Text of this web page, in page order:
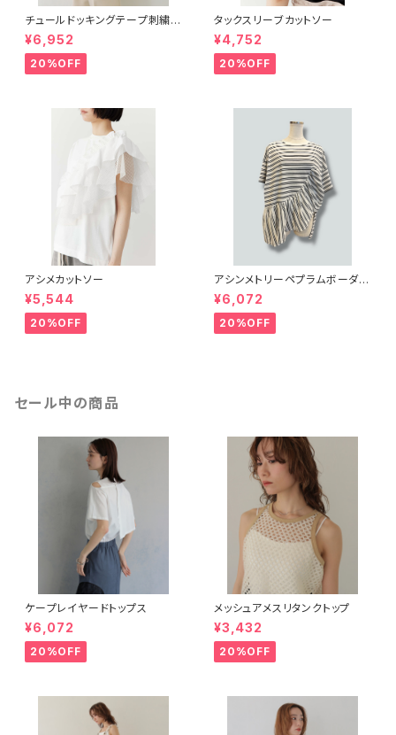
チュールドッキングテープ刺繍ロ
ンT
¥6,952
20%OFF
タックスリーブカットソー
¥4,752
20%OFF
アシメカットソー
¥5,544
20%OFF
アシンメトリーペプラムボーダー
カットソー
¥6,072
20%OFF
セール中の商品
ケープレイヤードトップス
¥6,072
20%OFF
メッシュアメスリタンクトップ
¥3,432
20%OFF